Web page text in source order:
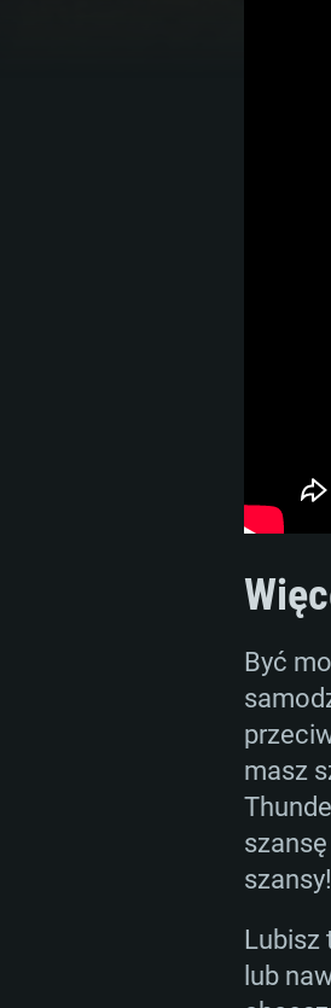
For
Minimalne
OS: Windows 10
Minimalne
OS: Mac OS Big
Minimalne
OS: Ostatnie
Być
masz
szansy!
Lubisz
lub